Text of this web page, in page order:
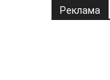
Реклама